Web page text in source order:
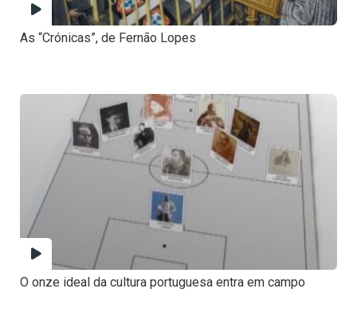
As “Crónicas”, de Fernão Lopes
O onze ideal da cultura portuguesa entra em campo